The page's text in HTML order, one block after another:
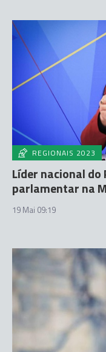
REGIONAIS 2023
Líder nacional
parlamentar na
19 Mai 09:19